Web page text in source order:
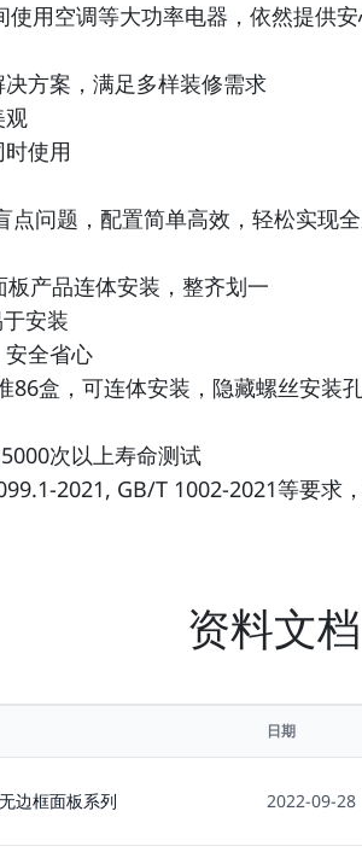
用空调等大功率电器，依然提供
方案，满足多样装修需求
观
使用
点问题，配置简单高效，轻松实
产品连体安装，整齐划一
安装
全省心
盒，可连体安装，隐藏螺丝安装
次以上寿命测试
2021, GB/T 1002-2021等要求
资料文档
日期
边框面板系列 2022-09-28